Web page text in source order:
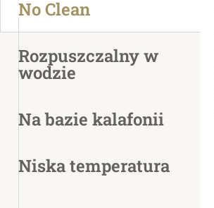
No Clean
Rozpuszczalny w
wodzie
Na bazie kalafonii
Niska temperatura